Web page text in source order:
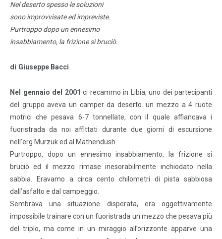
Nel deserto spesso le soluzioni
sono improvvisate ed impreviste.
Purtroppo dopo un ennesimo
insabbiamento, la frizione si bruciò.
di Giuseppe Bacci
Nel gennaio del 2001 ci recammo in Libia, uno dei partecipanti
del gruppo aveva un camper da deserto. un mezzo a 4 ruote
motrici che pesava 6-7 tonnellate, con il quale affiancava i
fuoristrada da noi affittati durante due giorni di escursione
nell’erg Murzuk ed al Mathendush.
Purtroppo, dopo un ennesimo insabbiamento, la frizione si
bruciò ed il mezzo rimase inesorabilmente inchiodato nella
sabbia. Eravamo a circa cento chilometri di pista sabbiosa
dall’asfalto e dal campeggio.
Sembrava una situazione disperata, era oggettivamente
impossibile trainare con un fuoristrada un mezzo che pesava più
del triplo, ma come in un miraggio all’orizzonte apparve una